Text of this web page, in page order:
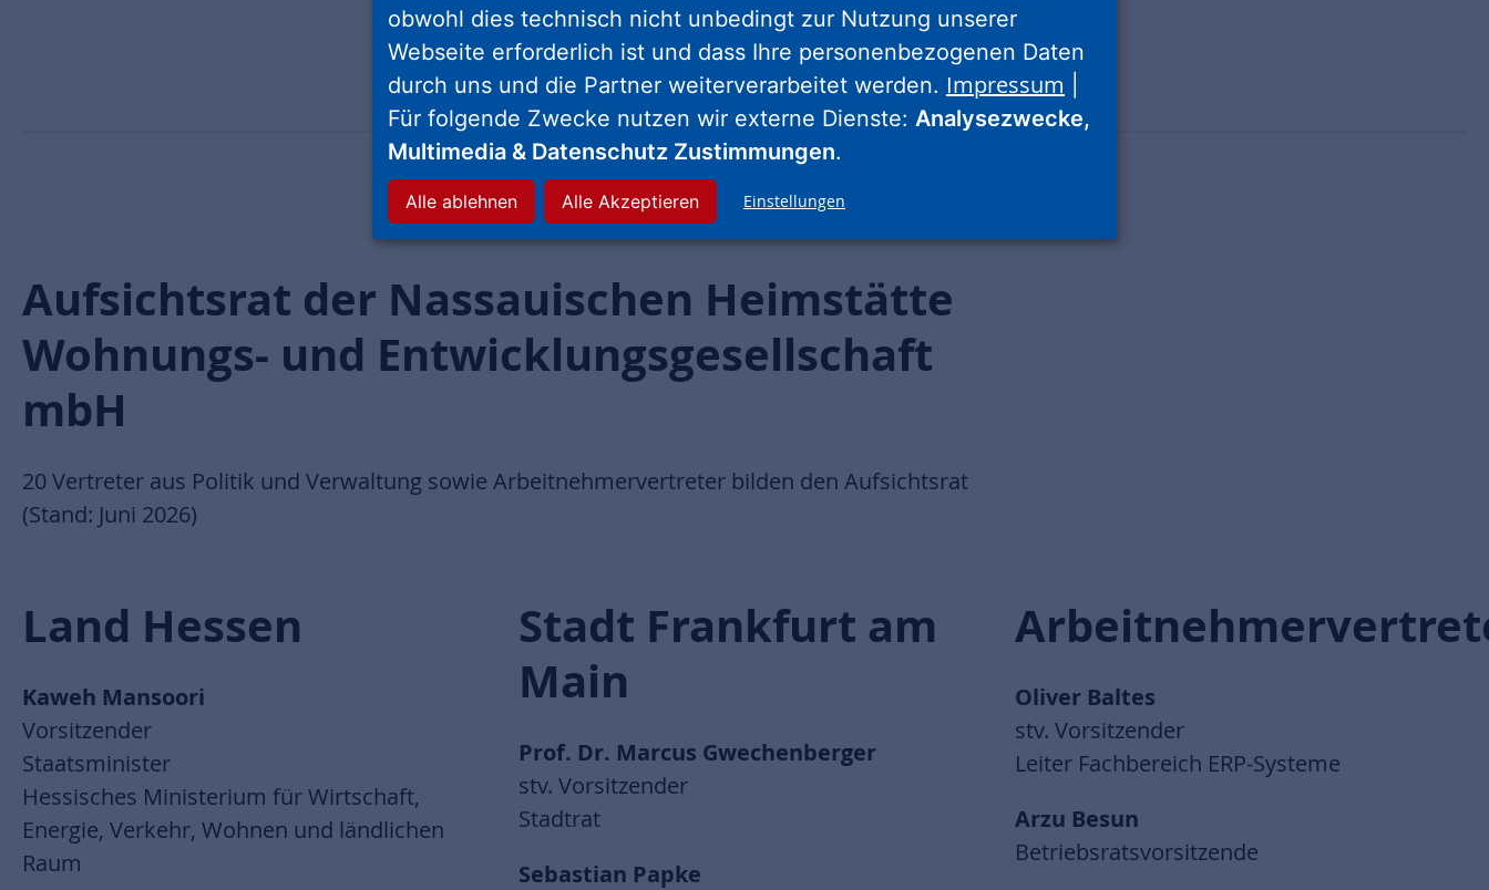
Aufsichtsrat der Nassauischen Heimstätte
Wohnungs- und Entwicklungsgesellschaft
mbH
20 Vertreter aus Politik und Verwaltung sowie Arbeitnehmervertreter bilden den Aufsichtsrat
(Stand: Juni 2026)
Land Hessen
Kaweh Mansoori
Vorsitzender
Staatsminister
Hessisches Ministerium für Wirtschaft,
Energie, Verkehr, Wohnen und ländlichen
Raum
Stadt Frankfurt am
Main
Prof. Dr. Marcus Gwechenberger
stv. Vorsitzender
Stadtrat
Sebastian Papke
Oliver Baltes
stv. Vorsitzender
Leiter Fachbereich ERP-Systeme
Arzu Besun
Betriebsratsvorsitzende
obwohl dies technisch nicht unbedingt zur Nutzung unserer
Webseite erforderlich ist und dass Ihre personenbezogenen Daten
durch uns und die Partner weiterverarbeitet werden. Impressum
Für folgende Zwecke nutzen wir externe Dienste: Analysezwecke,
Multimedia & Datenschutz Zustimmungen.
Einstellungen
Alle ablehnen Alle Akzeptieren